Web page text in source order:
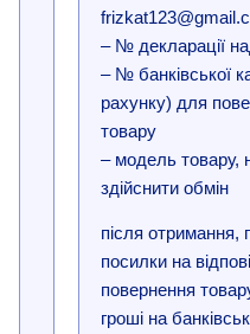
– № декларації
– № банківської
рахунку) для
товару
– модель товару,
здійснити обмін
після отримання,
посилки на
повернення
гроші на